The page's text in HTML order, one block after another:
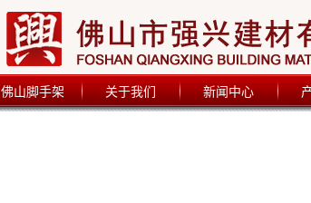
佛山脚手架 关于我们 新闻中心